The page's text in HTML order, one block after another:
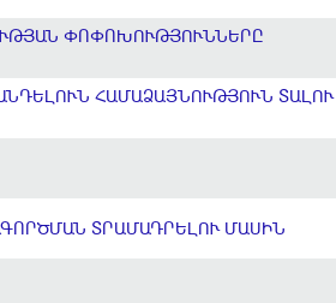
ՓՈՓՈԽՈՒԹՅՈՒՆՆԵՐԸ
ՀԱՄԱՁԱՅՆՈՒԹՅՈՒՆ ՏԱԼՈՒ
ՏՐԱՄԱԴՐԵԼՈՒ ՄԱՍԻՆ